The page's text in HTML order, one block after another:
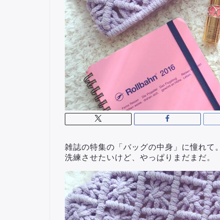
雑誌の特集の「バッグの中身」に憧れて
洗練させたいけど、やっぱりまだまだ。